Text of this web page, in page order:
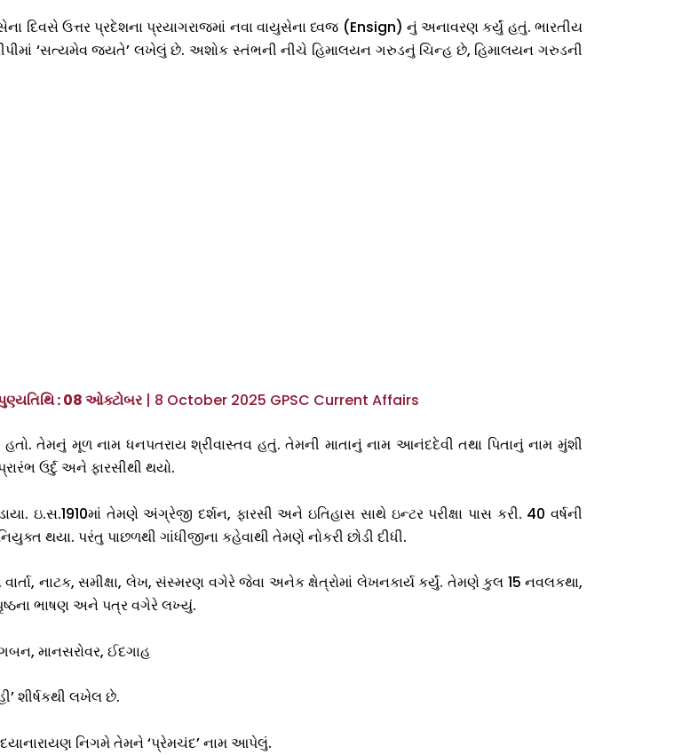
દિવસે ઉત્તર પ્રદેશના પ્રયાગરાજમાં નવા વાયુસેના ધ્વજ (Ensign) નું અનાવરણ કર્યું હતું. ભારતીય
‘સત્યમેવ જયતે’ લખેલું છે. અશોક સ્તંભની નીચે હિમાલયન ગરુડનું ચિન્હ છે, હિમાલયન ગરુડની
: 08 ઓક્ટોબર| 8 October 2025 GPSC Current Affairs
તેમનું મૂળ નામ ધનપતરાય શ્રીવાસ્તવ હતું. તેમની માતાનું નામ આનંદદેવી તથા પિતાનું નામ મુંશી
ઉર્દુ અને ફારસીથી થયો.
ઇ.સ.1910માં તેમણે અંગ્રેજી દર્શન, ફારસી અને ઇતિહાસ સાથે ઇન્ટર પરીક્ષા પાસ કરી. 40 વર્ષની
થયા. પરંતુ પાછળથી ગાંધીજીના કહેવાથી તેમણે નોકરી છોડી દીધી.
નાટક, સમીક્ષા, લેખ, સંસ્મરણ વગેરે જેવા અનેક ક્ષેત્રોમાં લેખનકાર્ય કર્યું. તેમણે કુલ 15 નવલકથા,
ભાષણ અને પત્ર વગેરે લખ્યું.
માનસરોવર, ઈદગાહ
શીર્ષકથી લખેલ છે.
નિગમે તેમને ‘પ્રેમચંદ’ નામ આપેલું.